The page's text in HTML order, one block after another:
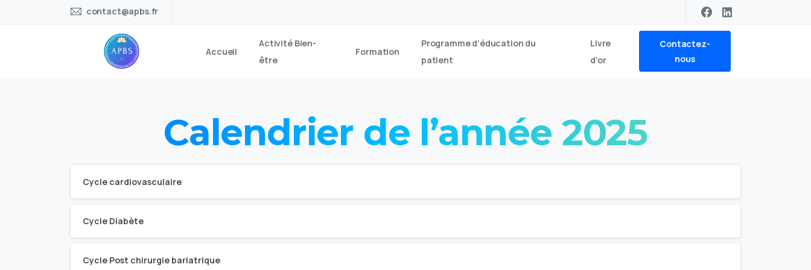
contact@apbs.fr
Accueil
Activité Bien-
être
Formation
Programme d’éducation du
patient
Livre
d’or
Contactez-
nous
Calendrier de l’année 2025
Cycle cardiovasculaire
Cycle Diabète
Cycle Post chirurgie bariatrique